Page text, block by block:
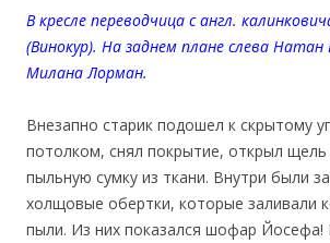
В кресле переводчица с англ.
(Винокур). На заднем плане слева
Милана Лорман.
Внезапно старик подошел к скрытому
потолком, снял покрытие, открыл
пыльную сумку из ткани. Внутри были
холщовые обертки, которые заливали
пыли. Из них показался шофар